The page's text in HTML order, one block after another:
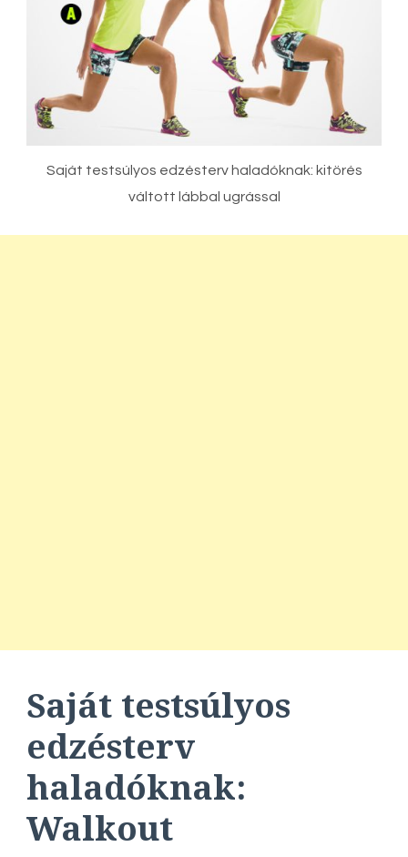
Saját testsúlyos edzésterv haladóknak: kitörés
váltott lábbal ugrással
Saját testsúlyos
edzésterv
haladóknak:
Walkout